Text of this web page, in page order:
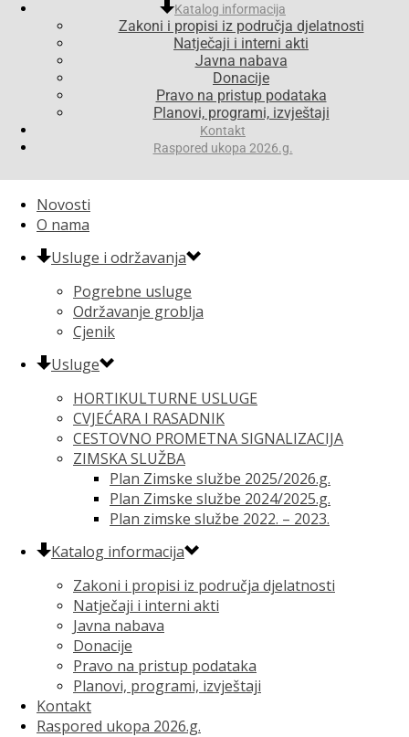
Katalog informacija
Zakoni i propisi iz područja djelatnosti
Natječaji i interni akti
Javna nabava
Donacije
Pravo na pristup podataka
Planovi, programi, izvještaji
Kontakt
Raspored ukopa 2026.g.
Novosti
O nama
Usluge i održavanja
Pogrebne usluge
Održavanje groblja
Cjenik
Usluge
HORTIKULTURNE USLUGE
CVJEĆARA I RASADNIK
CESTOVNO PROMETNA SIGNALIZACIJA
ZIMSKA SLUŽBA
Plan Zimske službe 2025/2026.g.
Plan Zimske službe 2024/2025.g.
Plan zimske službe 2022. – 2023.
Katalog informacija
Zakoni i propisi iz područja djelatnosti
Natječaji i interni akti
Javna nabava
Donacije
Pravo na pristup podataka
Planovi, programi, izvještaji
Kontakt
Raspored ukopa 2026.g.